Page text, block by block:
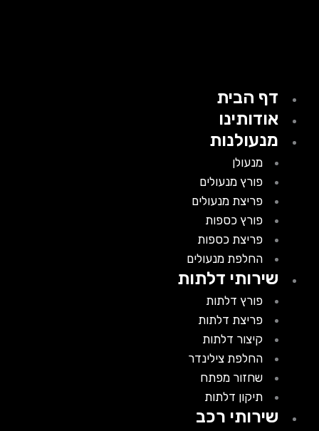
דף הבית
אודותינו
מנעולנות
מנעולן
פורץ מנעולים
פריצת מנעולים
פורץ כספות
פריצת כספות
החלפת מנעולים
שירותי דלתות
פורץ דלתות
פריצת דלתות
קיצור דלתות
החלפת צילינדר
שחזור מפתח
תיקון דלתות
שירותי רכב